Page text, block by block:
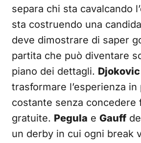
separa chi sta cavalcando
sta costruendo una
deve dimostrare di saper
partita che può diventare
piano dei dettagli. Djokovic
trasformare l’esperienza
costante senza concedere
gratuite. Pegula e Gauff
un derby in cui ogni break